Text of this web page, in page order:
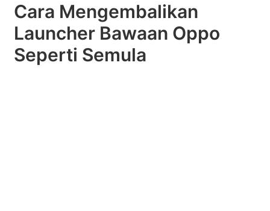
Cara Mengembalikan
Launcher Bawaan Oppo
Seperti Semula